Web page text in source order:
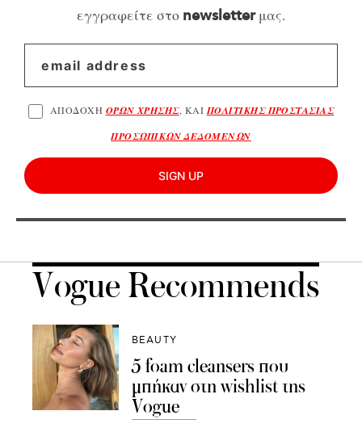
εγγραφείτε στο newsletterμας.
ΑΠΟΔΟΧΗ ΟΡΩΝ ΧΡΗΣΗΣ, ΚΑΙ ΠΟΛΙΤΙΚΗΣ ΠΡΟΣΤΑΣΙΑΣ
ΠΡΟΣΩΠΙΚΩΝ ΔΕΔΟΜΕΝΩΝ
SIGN UP
Vogue Recommends
BEAUTY
5 foam cleansers που
μπήκαν στη wishlist της
Vogue